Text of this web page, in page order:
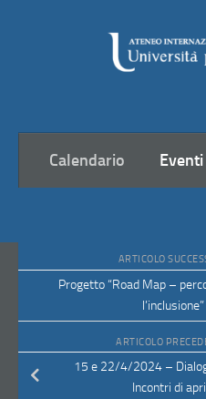
Calendario Eventi
ARTICOLO
Progetto “Road Map –
l’inclusione”
ARTICOLO
15 e 22/4/2024 –
Incontri di